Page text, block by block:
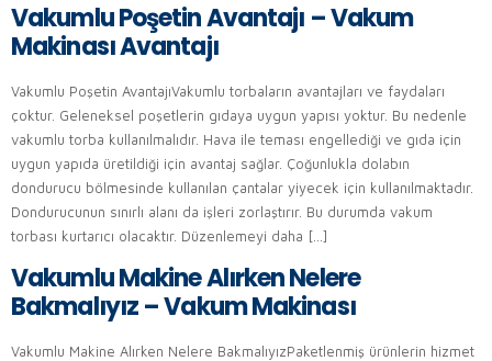
Vakumlu Poşetin Avantajı – Vakum
Makinası Avantajı
Vakumlu Poşetin AvantajıVakumlu torbaların avantajları ve faydaları
çoktur. Geleneksel poşetlerin gıdaya uygun yapısı yoktur. Bu nedenle
vakumlu torba kullanılmalıdır. Hava ile teması engellediği ve gıda için
uygun yapıda üretildiği için avantaj sağlar. Çoğunlukla dolabın
dondurucu bölmesinde kullanılan çantalar yiyecek için kullanılmaktadır.
Dondurucunun sınırlı alanı da işleri zorlaştırır. Bu durumda vakum
torbası kurtarıcı olacaktır. Düzenlemeyi daha […]
Vakumlu Makine Alırken Nelere
Bakmalıyız – Vakum Makinası
Vakumlu Makine Alırken Nelere BakmalıyızPaketlenmiş ürünlerin hizmet